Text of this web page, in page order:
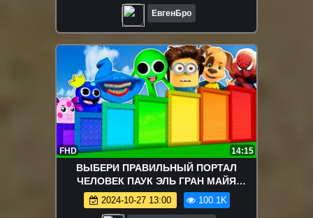
ЕвгенБро
FHD 14:15
ВЫБЕРИ ПРАВИЛЬНЫЙ ПОРТАЛ
ЧЕЛОВЕК ПАУК ЭЛЬ ГРАН МАЙЯ
ЩЕНЯЧИЙ ПАТРУЛЬ ЛУНТИК МИНЬОНЫ
В МАЙНКРАФТ
2024-10-27 13:00 100.1K